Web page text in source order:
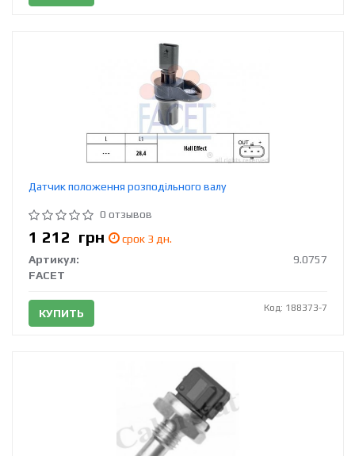
Датчик положення розподільного валу
0 отзывов
1 212 грн
срок 3 дн.
Артикул:
9.0757
FACET
КУПИТЬ Код: 188373-7